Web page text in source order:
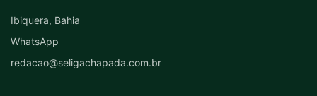
Ibiquera, Bahia
WhatsApp
redacao@seligachapada.com.br